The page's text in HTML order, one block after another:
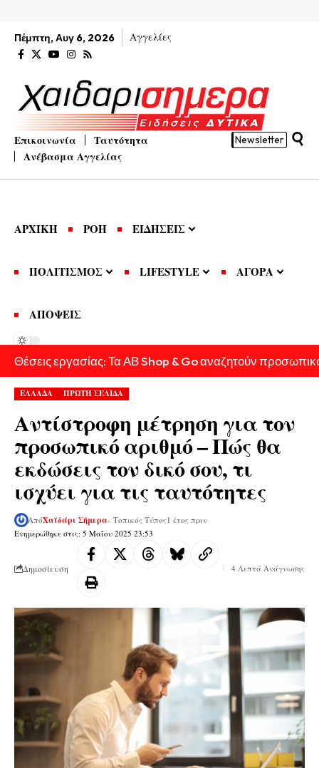
Πέμπτη, Αυγ 6, 2026 Αγγελίες
Επικοινωνία
Ταυτότητα
Ανέβασμα Αγγελίας
Newsletter
ΑΡΧΙΚΗ ΡΟΗ ΕΙΔΗΣΕΙΣ
ΠΟΛΙΤΙΣΜΟΣ LIFESTYLE ΑΓΟΡΑ
ΑΠΟΨΕΙΣ
Θέσεις εργασίας: Τα ΑΒ Shop & Go αναζητούν
ΕΛΛΑΔΑ ΠΡΩΤΗ ΣΕΛΙΔΑ
Αντίστροφη μέτρηση για τον
προσωπικό αριθμό – Πώς θα
εκδώσεις τον δικό σου, τι
ισχύει για τις ταυτότητες
Ενημερώθηκε στις: 5 Μαΐου 2025 23:53
ΑπόΧαϊδάρι Σήμερα- Τοπικός Τύπος 1 έτος πριν
Δημοσίευση 4 Λεπτά Ανάγνωσης